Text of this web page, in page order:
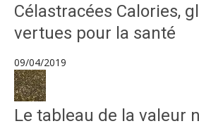
Célastracées Calories,
vertues pour la santé
09/04/2019
Le tableau de la valeur